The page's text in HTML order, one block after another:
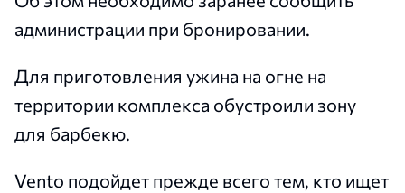
администрации при бронировании.
Для приготовления ужина на огне на
территории комплекса обустроили зону
для барбекю.
Vento подойдет прежде всего тем, кто ищет